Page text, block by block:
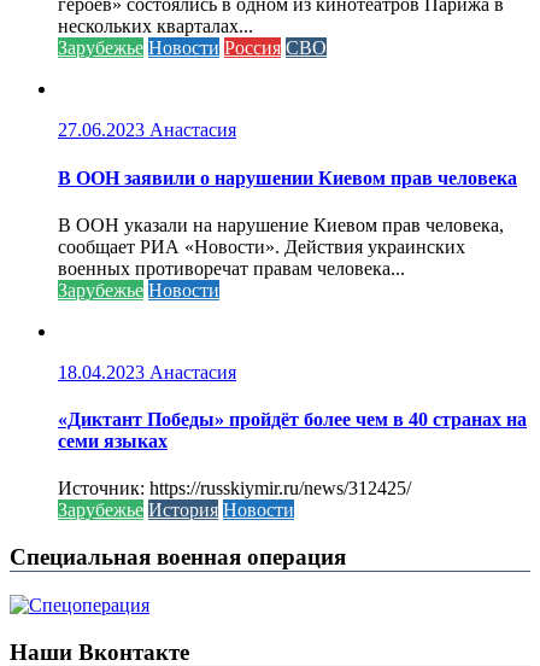
героев» состоялись в одном из кинотеатров Парижа в
нескольких кварталах...
Зарубежье Новости Россия СВО
27.06.2023 Анастасия
В ООН заявили о нарушении Киевом прав человека
В ООН указали на нарушение Киевом прав человека,
сообщает РИА «Новости». Действия украинских
военных противоречат правам человека...
Зарубежье Новости
18.04.2023 Анастасия
«Диктант Победы» пройдёт более чем в 40 странах на
семи языках
Источник: https://russkiymir.ru/news/312425/
Зарубежье История Новости
Специальная военная операция
Наши Вконтакте